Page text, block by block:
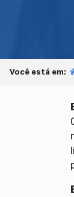
Você está em: